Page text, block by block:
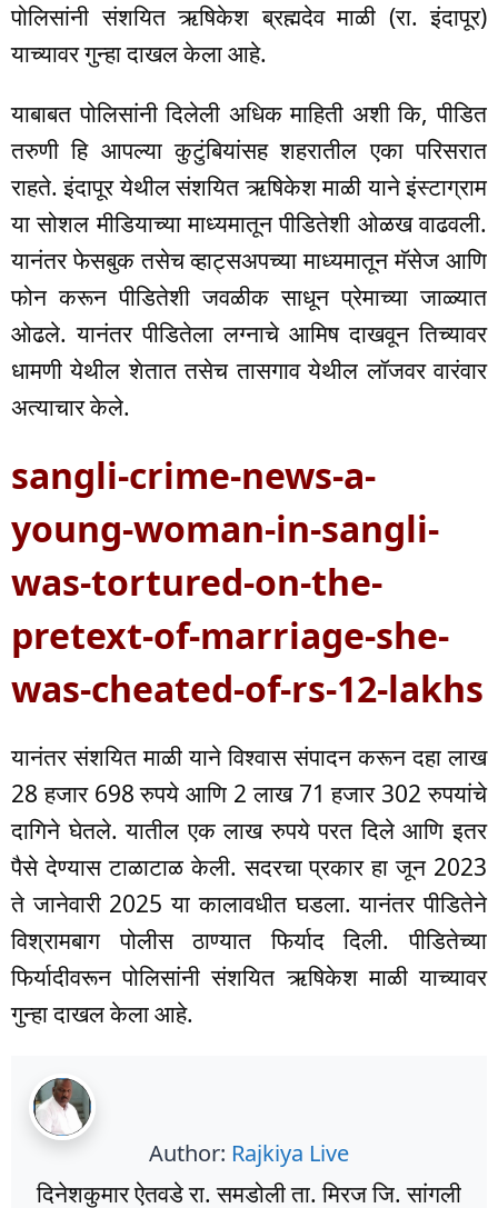
पोलिसांनी संशयित ऋषिकेश ब्रह्मदेव माळी (रा. इंदापूर)
याच्यावर गुन्हा दाखल केला आहे.
याबाबत पोलिसांनी दिलेली अधिक माहिती अशी कि, पीडित
तरुणी हि आपल्या कुटुंबियांसह शहरातील एका परिसरात
राहते. इंदापूर येथील संशयित ऋषिकेश माळी याने इंस्टाग्राम
या सोशल मीडियाच्या माध्यमातून पीडितेशी ओळख वाढवली.
यानंतर फेसबुक तसेच व्हाट्सअपच्या माध्यमातून मॅसेज आणि
फोन करून पीडितेशी जवळीक साधून प्रेमाच्या जाळ्यात
ओढले. यानंतर पीडितेला लग्नाचे आमिष दाखवून तिच्यावर
धामणी येथील शेतात तसेच तासगाव येथील लॉजवर वारंवार
अत्याचार केले.
sangli-crime-news-a-
young-woman-in-sangli-
was-tortured-on-the-
pretext-of-marriage-she-
was-cheated-of-rs-12-lakhs
यानंतर संशयित माळी याने विश्वास संपादन करून दहा लाख
28 हजार 698 रुपये आणि 2 लाख 71 हजार 302 रुपयांचे
दागिने घेतले. यातील एक लाख रुपये परत दिले आणि इतर
पैसे देण्यास टाळाटाळ केली. सदरचा प्रकार हा जून 2023
ते जानेवारी 2025 या कालावधीत घडला. यानंतर पीडितेने
विश्रामबाग पोलीस ठाण्यात फिर्याद दिली. पीडितेच्या
फिर्यादीवरून पोलिसांनी संशयित ऋषिकेश माळी याच्यावर
गुन्हा दाखल केला आहे.
Author: Rajkiya Live
दिनेशकुमार ऐतवडे रा. समडोली ता. मिरज जि. सांगली